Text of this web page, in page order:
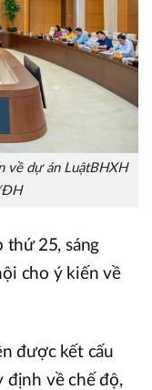
về dự án LuậtBHXH
ĐH
25, sáng
cho ý kiến về
được kết cấu
định về chế độ,